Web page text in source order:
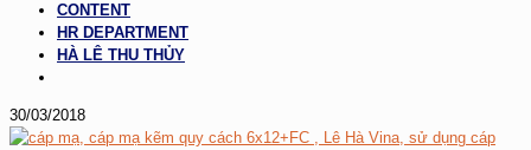
CONTENT
HR DEPARTMENT
HÀ LÊ THU THỦY
30/03/2018